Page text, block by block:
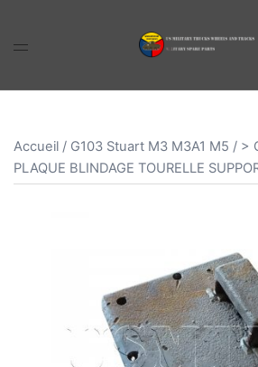
Accueil / G103 Stuart M3 M3A1 M5 / >
PLAQUE BLINDAGE TOURELLE